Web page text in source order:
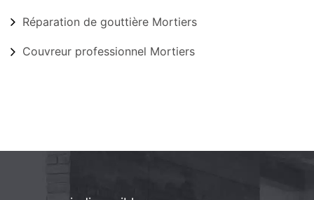
Réparation de gouttière Mortiers
Couvreur professionnel Mortiers